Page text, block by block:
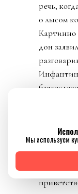
речь,
о лысом
Картинно
дон
Джанни,
текст
Мы используем